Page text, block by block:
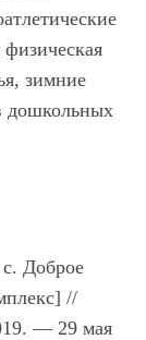
зимние
дошкольных
Доброе
//
— 29 мая